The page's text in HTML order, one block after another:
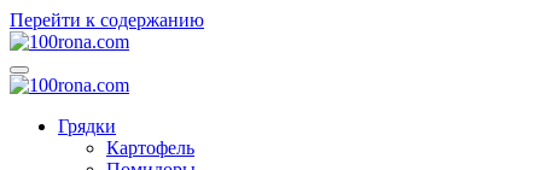
Перейти к содержанию
100rona.com
Приусадебный участок. C грядки на стол!
Приусадебный участок. C грядки на стол!
Грядки
Картофель